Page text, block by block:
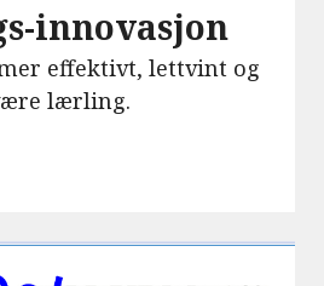
innovasjon
effektivt, lettvint og
lærling.